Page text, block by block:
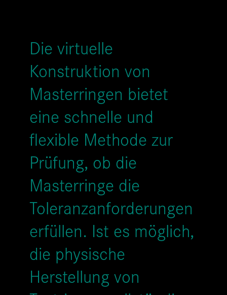
Die virtuelle
Konstruktion von
Masterringen bietet
eine schnelle und
flexible Methode zur
Prüfung, ob die
Masterringe die
Toleranzanforderungen
erfüllen. Ist es möglich,
die physische
Herstellung von